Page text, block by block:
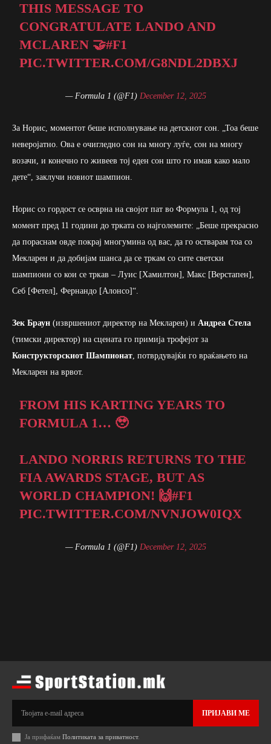
THIS MESSAGE TO
CONGRATULATE LANDO AND
MCLAREN 🤝#F1
PIC.TWITTER.COM/G8NDL2DBXJ
— Formula 1 (@F1) December 12, 2025
За Норис, моментот беше исполнување на детскиот сон. „Тоа беше
неверојатно. Ова е очигледно сон на многу луѓе, сон на многу
возачи, и конечно го живеев тој еден сон што го имав како мало
дете“, заклучи новиот шампион.
Норис со гордост се осврна на својот пат во Формула 1, од тој
момент пред 11 години до трката со најголемите: „Беше прекрасно
да пораснам овде покрај многумина од вас, да го остварам тоа со
Мекларен и да добијам шанса да се тркам со сите светски
шампиони со кои се тркав – Луис [Хамилтон], Макс [Верстапен],
Себ [Фетел], Фернандо [Алонсо]“.
Зек Браун (извршениот директор на Мекларен) и Андреа Стела
(тимски директор) на сцената го примија трофејот за
Конструкторскиот Шампионат, потврдувајќи го враќањето на
Мекларен на врвот.
FROM HIS KARTING YEARS TO
FORMULA 1… 🥹
LANDO NORRIS RETURNS TO THE
FIA AWARDS STAGE, BUT AS
WORLD CHAMPION! 🙌#F1
PIC.TWITTER.COM/NVNJOW0IQX
— Formula 1 (@F1) December 12, 2025
ПРИЈАВИ МЕ
Ја прифаќам Политиката за приватност.